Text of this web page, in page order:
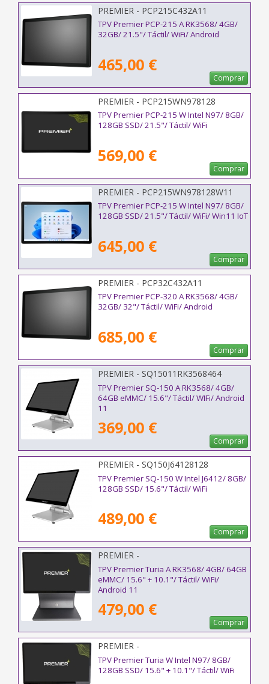
PREMIER - PCP215C432A11
TPV Premier PCP-215 A RK3568/ 4GB/
32GB/ 21.5"/ Táctil/ WiFi/ Android
465,00 €
Comprar
PREMIER - PCP215WN978128
TPV Premier PCP-215 W Intel N97/ 8GB/
128GB SSD/ 21.5"/ Táctil/ WiFi
569,00 €
Comprar
PREMIER - PCP215WN978128W11
TPV Premier PCP-215 W Intel N97/ 8GB/
128GB SSD/ 21.5"/ Táctil/ WiFi/ Win11 IoT
645,00 €
Comprar
PREMIER - PCP32C432A11
TPV Premier PCP-320 A RK3568/ 4GB/
32GB/ 32"/ Táctil/ WiFi/ Android
685,00 €
Comprar
PREMIER - SQ15011RK3568464
TPV Premier SQ-150 A RK3568/ 4GB/
64GB eMMC/ 15.6"/ Táctil/ WIFi/ Android
11
369,00 €
Comprar
PREMIER - SQ150J64128128
TPV Premier SQ-150 W Intel J6412/ 8GB/
128GB SSD/ 15.6"/ Táctil/ WiFi
489,00 €
Comprar
PREMIER -
TURIA156RK35684642ND10G
TPV Premier Turia A RK3568/ 4GB/ 64GB
eMMC/ 15.6" + 10.1"/ Táctil/ WiFi/
Android 11
479,00 €
Comprar
PREMIER -
TURIA156N9781282ND10G
TPV Premier Turia W Intel N97/ 8GB/
128GB SSD/ 15.6" + 10.1"/ Táctil/ WiFi